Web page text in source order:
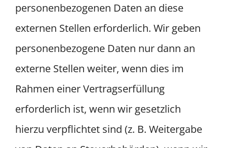
personenbezogenen Daten an diese
externen Stellen erforderlich. Wir geben
personenbezogene Daten nur dann an
externe Stellen weiter, wenn dies im
Rahmen einer Vertragserfüllung
erforderlich ist, wenn wir gesetzlich
hierzu verpflichtet sind (z. B. Weitergabe